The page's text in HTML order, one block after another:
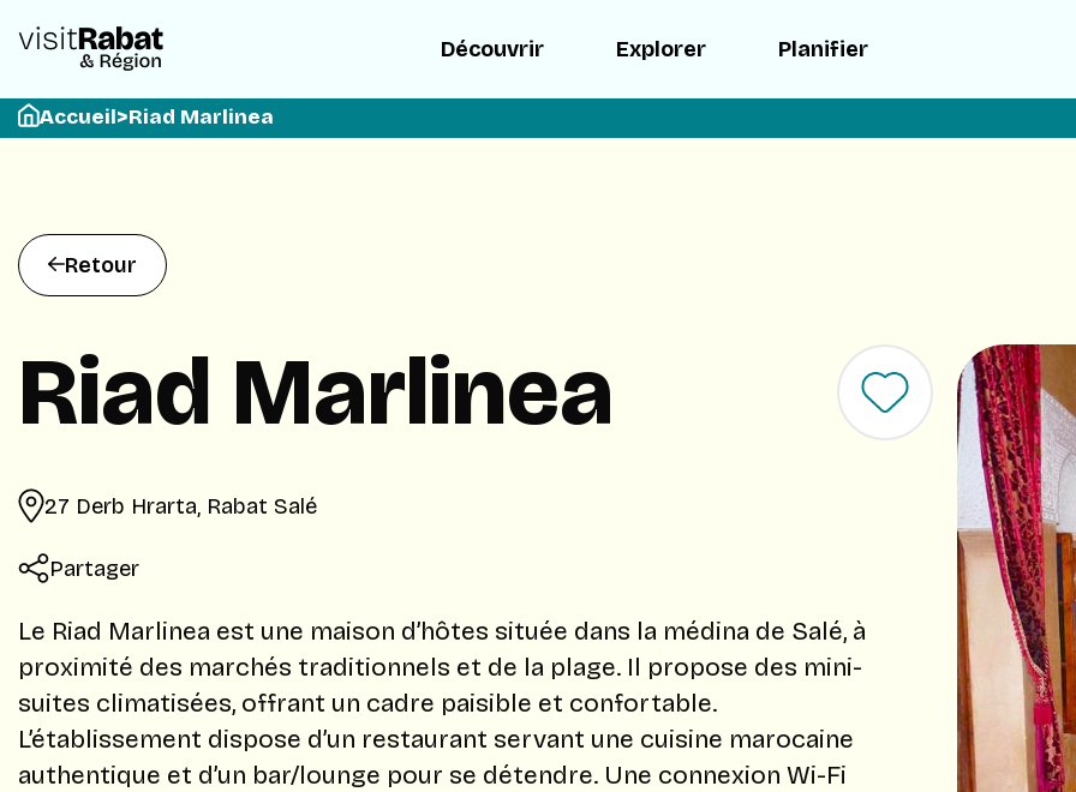
Découvrir Explorer Planifier
Accueil>Riad Marlinea
Retour
Riad Marlinea
27 Derb Hrarta, Rabat Salé
Partager
Le Riad Marlinea est une maison d’hôtes située dans la médina de Salé, à
proximité des marchés traditionnels et de la plage. Il propose des mini-
suites climatisées, offrant un cadre paisible et confortable.
L’établissement dispose d’un restaurant servant une cuisine marocaine
authentique et d’un bar/lounge pour se détendre. Une connexion Wi-Fi